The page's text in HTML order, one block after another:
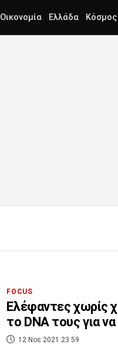
Οικονομία Ελλάδα Κόσμος
FOCUS
Ελέφαντες χωρίς
το DNA τους για
12 Νοε 2021 23:59